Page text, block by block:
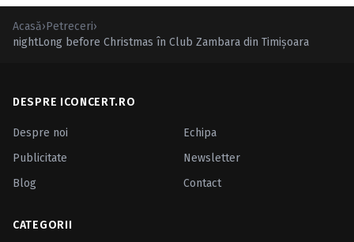
Acasă›Petreceri›
nightLong before Christmas în Club Zambara din Timişoara
DESPRE ICONCERT.RO
Despre noi
Echipa
Publicitate
Newsletter
Blog
Contact
CATEGORII